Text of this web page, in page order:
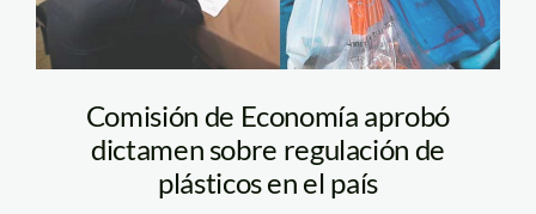
Comisión de Economía aprobó
dictamen sobre regulación de
plásticos en el país